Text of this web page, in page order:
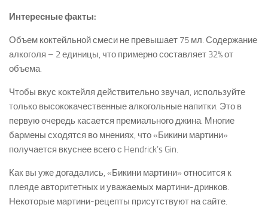
Интересные факты:
Объем коктейльной смеси не превышает 75 мл. Содержание
алкоголя – 2 единицы, что примерно составляет 32% от
объема.
Чтобы вкус коктейля действительно звучал, используйте
только высококачественные алкогольные напитки. Это в
первую очередь касается премиального джина. Многие
бармены сходятся во мнениях, что «Бикини мартини»
получается вкуснее всего с Hendrick’s Gin.
Как вы уже догадались, «Бикини мартини» относится к
плеяде авторитетных и уважаемых мартини-дринков.
Некоторые мартини-рецепты присутствуют на сайте.